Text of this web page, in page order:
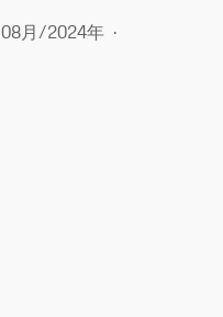
08月/2024年